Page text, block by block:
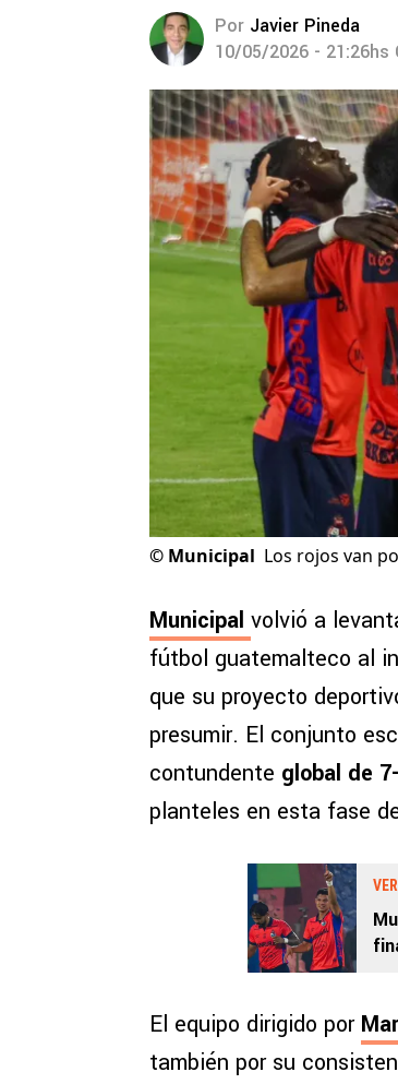
Por Javier Pineda
10/05/2026 - 21:26hs
© Municipal Los rojos van
Municipal volvió a
fútbol guatemalteco al
que su proyecto
presumir. El conjunto
contundente global de
planteles en esta fase
El equipo dirigido por
también por su